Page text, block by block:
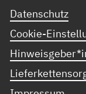
Datenschutz
Cookie-